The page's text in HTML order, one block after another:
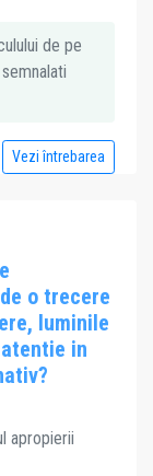
de pe
Vezi întrebarea
o trecere
luminile
in
apropierii